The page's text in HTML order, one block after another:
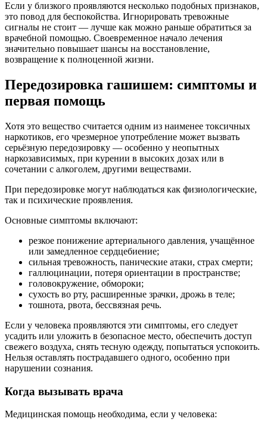
Если у близкого проявляются несколько подобных признаков,
это повод для беспокойства. Игнорировать тревожные
сигналы не стоит — лучше как можно раньше обратиться за
врачебной помощью. Своевременное начало лечения
значительно повышает шансы на восстановление,
возвращение к полноценной жизни.
Передозировка гашишем: симптомы и
первая помощь
Хотя это вещество считается одним из наименее токсичных
наркотиков, его чрезмерное употребление может вызвать
серьёзную передозировку — особенно у неопытных
наркозависимых, при курении в высоких дозах или в
сочетании с алкоголем, другими веществами.
При передозировке могут наблюдаться как физиологические,
так и психические проявления.
Основные симптомы включают:
резкое понижение артериального давления, учащённое
или замедленное сердцебиение;
сильная тревожность, панические атаки, страх смерти;
галлюцинации, потеря ориентации в пространстве;
головокружение, обмороки;
сухость во рту, расширенные зрачки, дрожь в теле;
тошнота, рвота, бессвязная речь.
Если у человека проявляются эти симптомы, его следует
усадить или уложить в безопасное место, обеспечить доступ
свежего воздуха, снять тесную одежду, попытаться успокоить.
Нельзя оставлять пострадавшего одного, особенно при
нарушении сознания.
Когда вызывать врача
Медицинская помощь необходима, если у человека: